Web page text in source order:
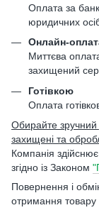
Оплата за
юридичних
Онлайн-
Миттєва
захищений
Готівкою
Оплата
Обирайте зручний
захищені та
Компанія
згідно із Законом
Повернення і
отримання товару